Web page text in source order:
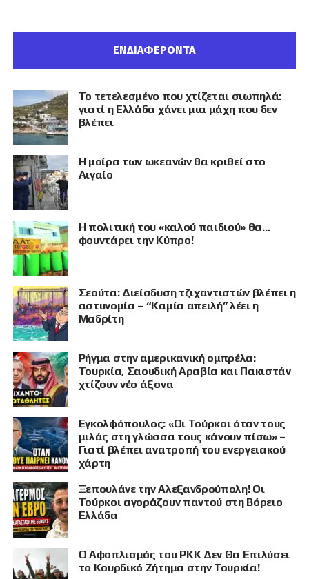
ΕΝΔΙΑΦΕΡΟΝΤΑ
Το τετελεσμένο που χτίζεται σιωπηλά:
γιατί η Ελλάδα χάνει μια μάχη που δεν
βλέπει
Η μοίρα των ωκεανών θα κριθεί στο
Αιγαίο
Η πολιτική του «καλού παιδιού» θα…
φουντάρει την Κύπρο!
Σεούτα: Διείσδυση τζιχαντιστών βλέπει η
αστυνομία – “Καμία απειλή” λέει η
Μαδρίτη
Ρήγμα στην αμερικανική ομπρέλα:
Τουρκία, Σαουδική Αραβία και Πακιστάν
χτίζουν νέο άξονα
Εγκολφόπουλος: «Οι Τούρκοι όταν τους
μιλάς στη γλώσσα τους κάνουν πίσω» –
Γιατί βλέπει ανατροπή του ενεργειακού
χάρτη
Ξεπουλάνε την Αλεξανδρούπολη! Οι
Τούρκοι αγοράζουν παντού στη Βόρειο
Ελλάδα
Ο Αφοπλισμός του PKK Δεν Θα Επιλύσει
το Κουρδικό Ζήτημα στην Τουρκία!